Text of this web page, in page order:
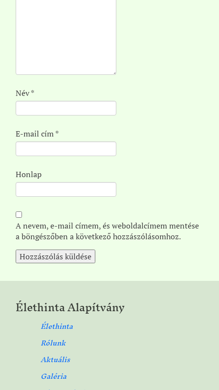
Név*
E-mail cím*
Honlap
A nevem, e-mail címem, és weboldalcímem mentése
a böngészőben a következő hozzászólásomhoz.
Élethinta Alapítvány
Élethinta
Rólunk
Aktuális
Galéria